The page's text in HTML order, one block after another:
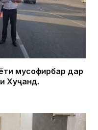
мусофирбар дар
Хуҷанд.